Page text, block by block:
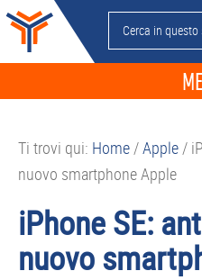
Passa
alla
navigazione
Passa
contenuto
Passa
alla
barra
Passa
piè
Cerca
in
sito
GUIDE
Ti trovi qui: Home/Apple/
nuovo smartphone Apple
iPhone SE:
nuovo